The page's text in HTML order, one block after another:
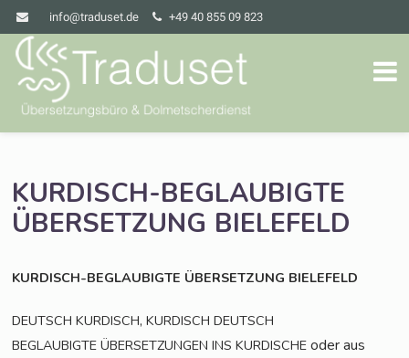
info@traduset.de +49 40 855 09 823
KURDISCH-BEGLAUBIGTE
ÜBERSETZUNG BIELEFELD
KURDISCH-BEGLAUBIGTE ÜBERSETZUNG BIELEFELD
DEUTSCH KURDISCH,KURDISCH DEUTSCH
BEGLAUBIGTE ÜBERSETZUNGEN INS KURDISCHE oder aus